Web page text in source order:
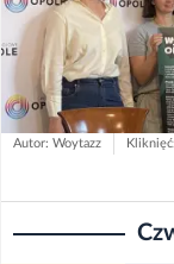
Autor: Woytazz